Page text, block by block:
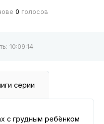
0 голосов
10:09:14
серии
с грудным ребёнком